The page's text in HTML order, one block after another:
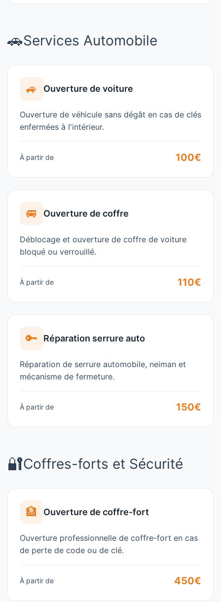
🚗Services Automobile
🚙 Ouverture de voiture
Ouverture de véhicule sans dégât en cas de clés
enfermées à l'intérieur.
À partir de 100€
🚐 Ouverture de coffre
Déblocage et ouverture de coffre de voiture
bloqué ou verrouillé.
À partir de 110€
🔑 Réparation serrure auto
Réparation de serrure automobile, neiman et
mécanisme de fermeture.
À partir de 150€
🔐Coffres-forts et Sécurité
🏦 Ouverture de coffre-fort
Ouverture professionnelle de coffre-fort en cas
de perte de code ou de clé.
À partir de 450€